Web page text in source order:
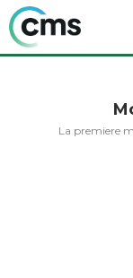
La premiere